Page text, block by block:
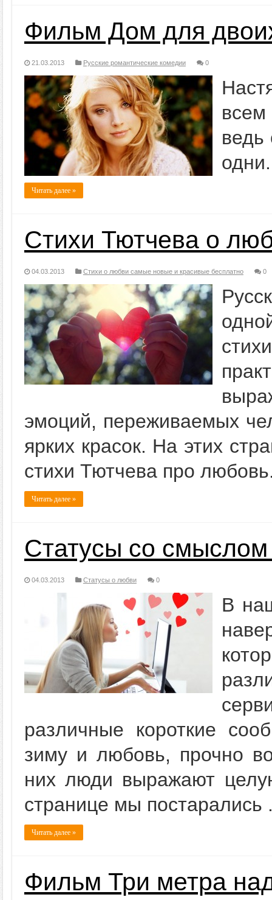
Фильм Дом для
21.03.2013 Русские романтические комедии 0
всем
ведь
одни.
Читать далее »
Стихи Тютчева о
04.03.2013 Стихи о любви самые новые и красивые бесплатно 0
эмоций, переживаемых
ярких красок. На этих
стихи Тютчева про
Читать далее »
Статусы со
04.03.2013 Статусы о любви 0
В
различные короткие
зиму и любовь, прочно
них люди выражают
странице мы постарались
Читать далее »
Фильм Три метра